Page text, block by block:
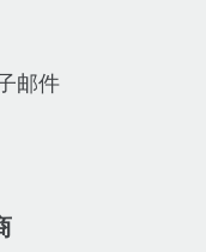
邮件